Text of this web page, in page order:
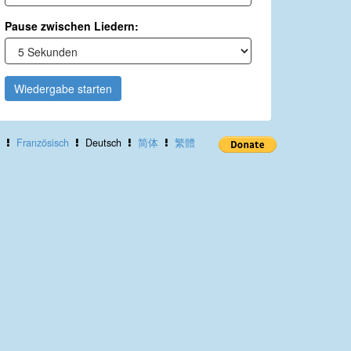
Pause zwischen Liedern:
Wiedergabe starten
Französisch Deutsch 简体 繁體